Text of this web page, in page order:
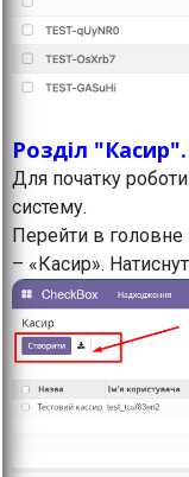
Розділ "Касир".
Для початку
систему.
Перейти в
– «Касир».